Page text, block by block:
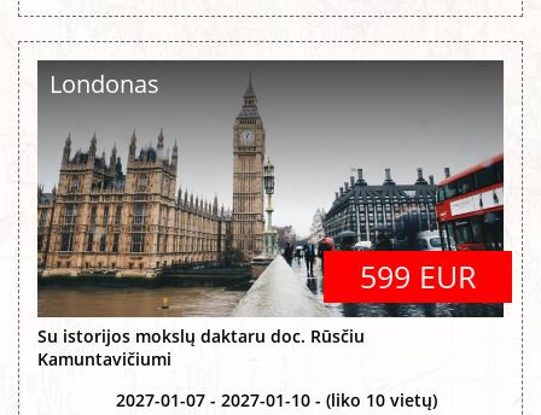
Londonas
599 EUR
Su istorijos mokslų daktaru doc. Rūsčiu
Kamuntavičiumi
2027-01-07 - 2027-01-10 - (liko 10 vietų)